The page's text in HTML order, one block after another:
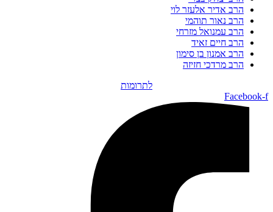
הרב אדיר אלעזר לוי
הרב נאור תוהמי
הרב עמנואל מזרחי
הרב חיים זאיד
הרב אמנון בן סימון
הרב מרדכי חזיזה
לתרומות
Facebook-f